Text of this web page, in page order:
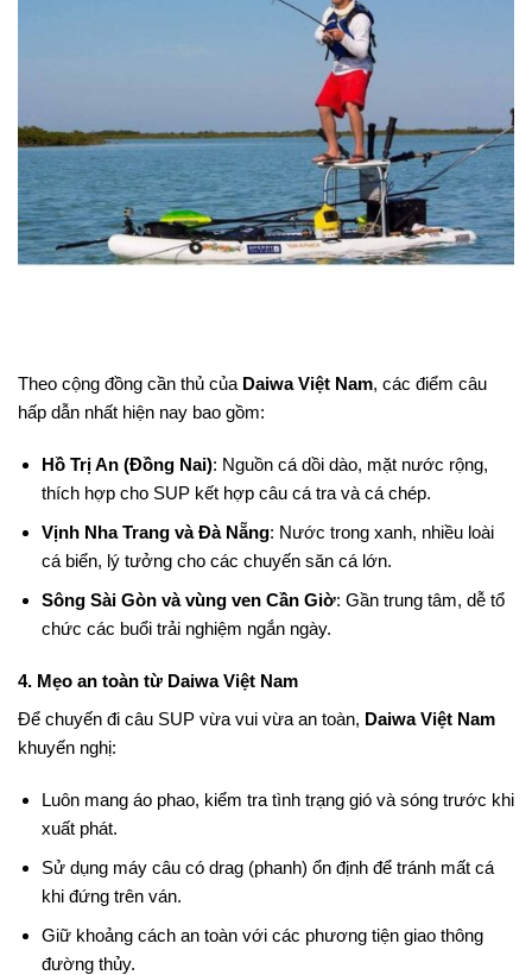
Theo cộng đồng cần thủ của Daiwa Việt Nam, các điểm câu
hấp dẫn nhất hiện nay bao gồm:
Hồ Trị An (Đồng Nai): Nguồn cá dồi dào, mặt nước rộng,
thích hợp cho SUP kết hợp câu cá tra và cá chép.
Vịnh Nha Trang và Đà Nẵng: Nước trong xanh, nhiều loài
cá biển, lý tưởng cho các chuyến săn cá lớn.
Sông Sài Gòn và vùng ven Cần Giờ: Gần trung tâm, dễ tổ
chức các buổi trải nghiệm ngắn ngày.
4. Mẹo an toàn từ Daiwa Việt Nam
Để chuyến đi câu SUP vừa vui vừa an toàn, Daiwa Việt Nam
khuyến nghị:
Luôn mang áo phao, kiểm tra tình trạng gió và sóng trước khi
xuất phát.
Sử dụng máy câu có drag (phanh) ổn định để tránh mất cá
khi đứng trên ván.
Giữ khoảng cách an toàn với các phương tiện giao thông
đường thủy.